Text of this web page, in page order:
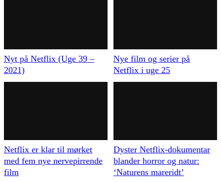
Nyt på Netflix (Uge 39 –
2021)
Nye film og serier på
Netflix i uge 25
Netflix er klar til mørket
med fem nye nervepirrende
film
Dyster Netflix-dokumentar
blander horror og natur:
‘Naturens mareridt’